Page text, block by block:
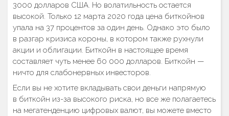
3000 долларов США. Но волатильность остается
высокой. Только 12 марта 2020 года цена биткойнов
упала на 37 процентов за один день. Однако это было
в разгар кризиса короны, в котором также рухнули
акции и облигации. Биткойн в настоящее время
составляет чуть менее 60 000 долларов. Биткойн —
ничто для слабонервных инвесторов.
Если вы не хотите вкладывать свои деньги напрямую
в биткойн из-за высокого риска, но все же полагаетесь
на мегатенденцию цифровых валют, вы можете вместо